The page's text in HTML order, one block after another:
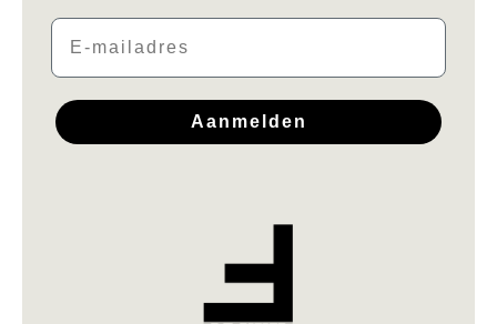
Email
Aanmelden